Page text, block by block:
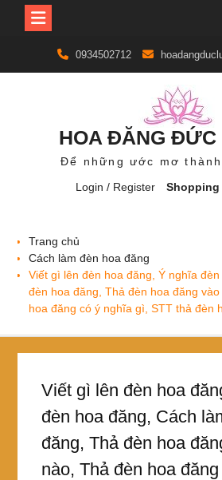
content
0934502712
HOA ĐĂNG ĐỨC
Để những ước mơ
Login / Register
Shopping
Trang chủ
Cách làm đèn hoa đăng
Viết gì lên đèn hoa đăng, Ý nghĩa
đèn hoa đăng, Thả đèn hoa đăng
hoa đăng có ý nghĩa gì, STT thả đèn
Viết gì lên đèn hoa
đèn hoa đăng, Cách
đăng, Thả đèn hoa
nào, Thả đèn hoa